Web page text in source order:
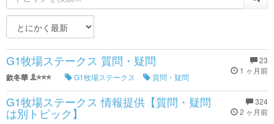
23
1 ヶ月前
G1牧場ステークス 質問・疑問
款冬華 G1牧場ステークス 質問・疑問
324
2 ヶ月前
G1牧場ステークス 情報提供【質問・疑問
は別トピック】